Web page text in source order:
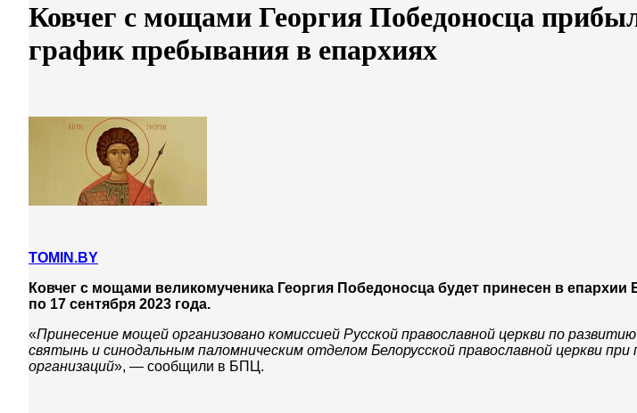
Ковчег с мощами Георгия Победоносца
график пребывания в епархиях
TOMIN.BY
Ковчег с мощами великомученика Георгия Победоносца будет принесен в епархии
по 17 сентября 2023 года.
«Принесение мощей организовано комиссией Русской православной церкви по
святынь и синодальным паломническим отделом Белорусской православной церкви
организаций», — сообщили в БПЦ.